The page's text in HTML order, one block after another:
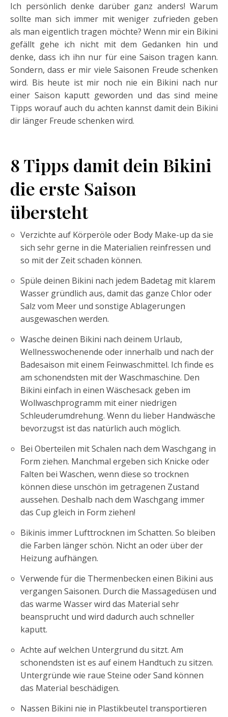
Ich persönlich denke darüber ganz anders! Warum
sollte man sich immer mit weniger zufrieden geben
als man eigentlich tragen möchte? Wenn mir ein Bikini
gefällt gehe ich nicht mit dem Gedanken hin und
denke, dass ich ihn nur für eine Saison tragen kann.
Sondern, dass er mir viele Saisonen Freude schenken
wird. Bis heute ist mir noch nie ein Bikini nach nur
einer Saison kaputt geworden und das sind meine
Tipps worauf auch du achten kannst damit dein Bikini
dir länger Freude schenken wird.
8 Tipps damit dein Bikini
die erste Saison
übersteht
Verzichte auf Körperöle oder Body Make-up da sie
sich sehr gerne in die Materialien reinfressen und
so mit der Zeit schaden können.
Spüle deinen Bikini nach jedem Badetag mit klarem
Wasser gründlich aus, damit das ganze Chlor oder
Salz vom Meer und sonstige Ablagerungen
ausgewaschen werden.
Wasche deinen Bikini nach deinem Urlaub,
Wellnesswochenende oder innerhalb und nach der
Badesaison mit einem Feinwaschmittel. Ich finde es
am schonendsten mit der Waschmaschine. Den
Bikini einfach in einen Wäschesack geben im
Wollwaschprogramm mit einer niedrigen
Schleuderumdrehung. Wenn du lieber Handwäsche
bevorzugst ist das natürlich auch möglich.
Bei Oberteilen mit Schalen nach dem Waschgang in
Form ziehen. Manchmal ergeben sich Knicke oder
Falten bei Waschen, wenn diese so trocknen
können diese unschön im getragenen Zustand
aussehen. Deshalb nach dem Waschgang immer
das Cup gleich in Form ziehen!
Bikinis immer Lufttrocknen im Schatten. So bleiben
die Farben länger schön. Nicht an oder über der
Heizung aufhängen.
Verwende für die Thermenbecken einen Bikini aus
vergangen Saisonen. Durch die Massagedüsen und
das warme Wasser wird das Material sehr
beansprucht und wird dadurch auch schneller
kaputt.
Achte auf welchen Untergrund du sitzt. Am
schonendsten ist es auf einem Handtuch zu sitzen.
Untergründe wie raue Steine oder Sand können
das Material beschädigen.
Nassen Bikini nie in Plastikbeutel transportieren